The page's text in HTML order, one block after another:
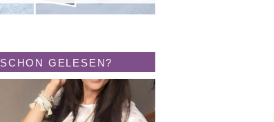
SCHON GELESEN?